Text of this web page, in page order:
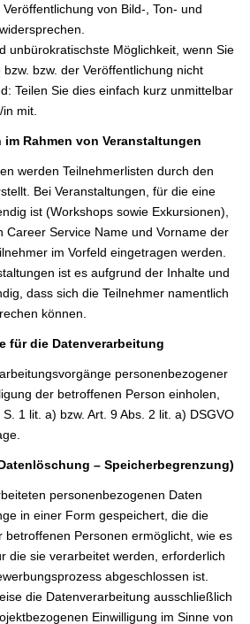
von Bild-, Ton- und
unbürokratischste Möglichkeit, wenn Sie
bzw. der Veröffentlichung nicht
Teilen Sie dies einfach kurz unmittelbar
mit.
Rahmen von Veranstaltungen
werden Teilnehmerlisten durch den
Bei Veranstaltungen, für die eine
ist (Workshops sowie Exkursionen),
Career Service Name und Vorname der
im Vorfeld eingetragen werden.
ist es aufgrund der Inhalte und
dass sich die Teilnehmer namentlich
können.
für die Datenverarbeitung
personenbezogener
der betroffenen Person einholen,
1 lit. a) bzw. Art. 9 Abs. 2 lit. a) DSGVO
– Speicherbegrenzung)
personenbezogenen Daten
in einer Form gespeichert, die die
betroffenen Personen ermöglicht, wie es
die sie verarbeitet werden, erforderlich
abgeschlossen ist.
die Datenverarbeitung ausschließlich
Einwilligung im Sinne von